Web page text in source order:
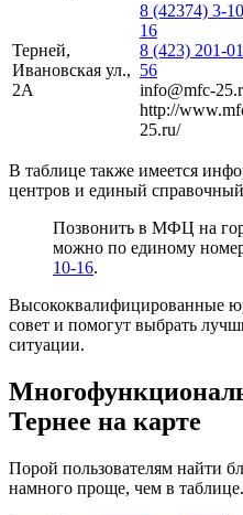
Терней,
Ивановская ул.,
2А
8 (42374) 3-
16
8 (423) 201-
56
info@mfc-
http://
25.ru/
В таблице также имеется
центров и единый
Позвонить в МФЦ на
можно по единому
10-16.
Высококвалифицированные
совет и помогут выбрать
ситуации.
Тернее на карте
Порой пользователям найти
намного проще, чем в таблице.